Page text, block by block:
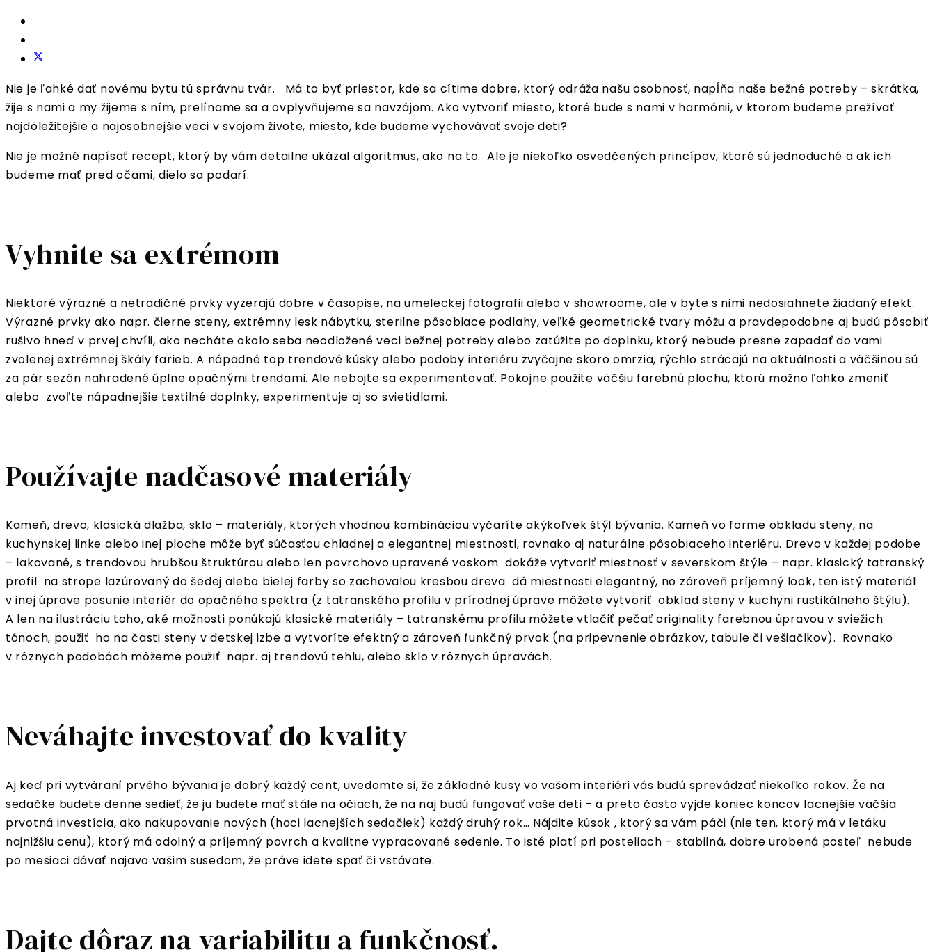
Nie je ľahké dať novému bytu tú správnu tvár. Má to byť priestor, kde sa cítime dobre, ktorý odráža našu osobnosť, napĺňa naše bežné potreby – skrátka,
žije s nami a my žijeme s ním, prelíname sa a ovplyvňujeme sa navzájom. Ako vytvoriť miesto, ktoré bude s nami v harmónii, v ktorom budeme prežívať
najdôležitejšie a najosobnejšie veci v svojom živote, miesto, kde budeme vychovávať svoje deti?
Nie je možné napísať recept, ktorý by vám detailne ukázal algoritmus, ako na to. Ale je niekoľko osvedčených princípov, ktoré sú jednoduché a ak ich
budeme mať pred očami, dielo sa podarí.
Vyhnite sa extrémom
Niektoré výrazné a netradičné prvky vyzerajú dobre v časopise, na umeleckej fotografii alebo v showroome, ale v byte s nimi nedosiahnete žiadaný efekt.
Výrazné prvky ako napr. čierne steny, extrémny lesk nábytku, sterilne pôsobiace podlahy, veľké geometrické tvary môžu a pravdepodobne aj budú pôsobiť
rušivo hneď v prvej chvíli, ako necháte okolo seba neodložené veci bežnej potreby alebo zatúžite po doplnku, ktorý nebude presne zapadať do vami
zvolenej extrémnej škály farieb. A nápadné top trendové kúsky alebo podoby interiéru zvyčajne skoro omrzia, rýchlo strácajú na aktuálnosti a väčšinou sú
za pár sezón nahradené úplne opačnými trendami. Ale nebojte sa experimentovať. Pokojne použite väčšiu farebnú plochu, ktorú možno ľahko zmeniť
alebo zvoľte nápadnejšie textilné doplnky, experimentuje aj so svietidlami.
Používajte nadčasové materiály
Kameň, drevo, klasická dlažba, sklo – materiály, ktorých vhodnou kombináciou vyčaríte akýkoľvek štýl bývania. Kameň vo forme obkladu steny, na
kuchynskej linke alebo inej ploche môže byť súčasťou chladnej a elegantnej miestnosti, rovnako aj naturálne pôsobiaceho interiéru. Drevo v každej podobe
– lakované, s trendovou hrubšou štruktúrou alebo len povrchovo upravené voskom dokáže vytvoriť miestnosť v severskom štýle – napr. klasický tatranský
profil na strope lazúrovaný do šedej alebo bielej farby so zachovalou kresbou dreva dá miestnosti elegantný, no zároveň príjemný look, ten istý materiál
v inej úprave posunie interiér do opačného spektra (z tatranského profilu v prírodnej úprave môžete vytvoriť obklad steny v kuchyni rustikálneho štýlu).
A len na ilustráciu toho, aké možnosti ponúkajú klasické materiály – tatranskému profilu môžete vtlačiť pečať originality farebnou úpravou v sviežich
tónoch, použiť ho na časti steny v detskej izbe a vytvoríte efektný a zároveň funkčný prvok (na pripevnenie obrázkov, tabule či vešiačikov). Rovnako
v rôznych podobách môžeme použiť napr. aj trendovú tehlu, alebo sklo v rôznych úpravách.
Neváhajte investovať do kvality
Aj keď pri vytváraní prvého bývania je dobrý každý cent, uvedomte si, že základné kusy vo vašom interiéri vás budú sprevádzať niekoľko rokov. Že na
sedačke budete denne sedieť, že ju budete mať stále na očiach, že na naj budú fungovať vaše deti – a preto často vyjde koniec koncov lacnejšie väčšia
prvotná investícia, ako nakupovanie nových (hoci lacnejších sedačiek) každý druhý rok… Nájdite kúsok , ktorý sa vám páči (nie ten, ktorý má v letáku
najnižšiu cenu), ktorý má odolný a príjemný povrch a kvalitne vypracované sedenie. To isté platí pri posteliach – stabilná, dobre urobená posteľ nebude
po mesiaci dávať najavo vašim susedom, že práve idete spať či vstávate.
Dajte dôraz na variabilitu a funkčnosť.